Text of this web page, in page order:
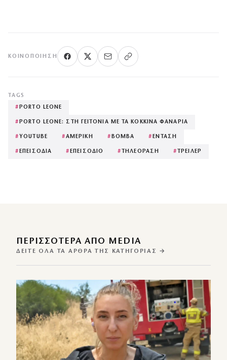
ΚΟΙΝΟΠΟΊΗΣΗ
TAGS
#PORTO LEONE
#PORTO LEONE: ΣΤΗ ΓΕΙΤΟΝΙΑ ΜΕ ΤΑ ΚΟΚΚΙΝΑ ΦΑΝΑΡΙΑ
# YOUTUBE #ΑΜΕΡΙΚΗ #ΒΟΜΒΑ #ΕΝΤΑΣΗ
#ΕΠΕΙΣΟΔΙΑ #ΕΠΕΙΣΟΔΙΟ # ΤΗΛΕΟΡΑΣΗ # ΤΡΕΙΛΕΡ
ΠΕΡΙΣΣΌΤΕΡΑ ΑΠΌ MEDIA
ΔΕΊΤΕ ΌΛΑ ΤΑ ΆΡΘΡΑ ΤΗΣ ΚΑΤΗΓΟΡΊΑΣ →